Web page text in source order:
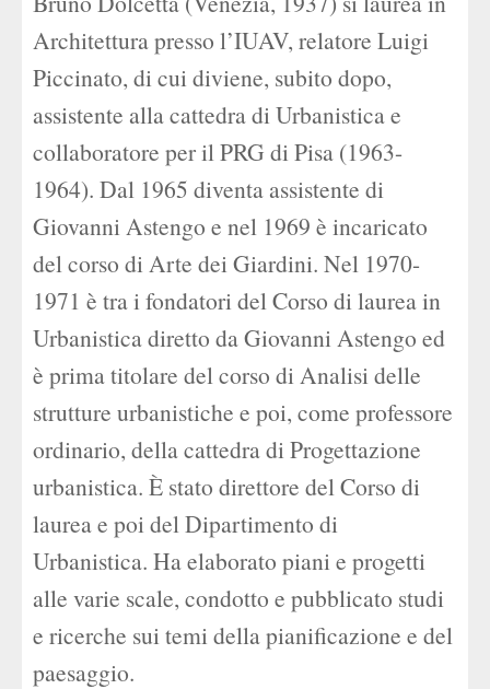
Architettura presso l’IUAV, relatore Luigi
Piccinato, di cui diviene, subito dopo,
assistente alla cattedra di Urbanistica e
collaboratore per il PRG di Pisa (1963-
1964). Dal 1965 diventa assistente di
Giovanni Astengo e nel 1969 è incaricato
del corso di Arte dei Giardini. Nel 1970-
1971 è tra i fondatori del Corso di laurea in
Urbanistica diretto da Giovanni Astengo ed
è prima titolare del corso di Analisi delle
strutture urbanistiche e poi, come professore
ordinario, della cattedra di Progettazione
urbanistica. È stato direttore del Corso di
laurea e poi del Dipartimento di
Urbanistica. Ha elaborato piani e progetti
alle varie scale, condotto e pubblicato studi
e ricerche sui temi della pianificazione e del
paesaggio.